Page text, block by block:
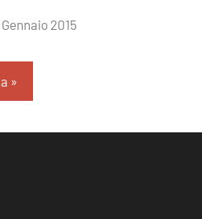
2015